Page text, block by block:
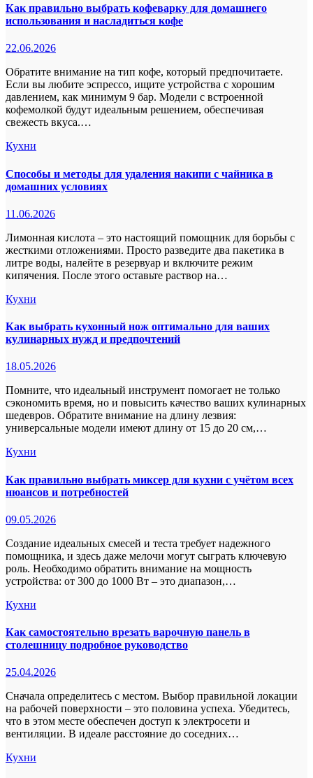
Как правильно выбрать кофеварку для домашнего
использования и насладиться кофе
22.06.2026
Обратите внимание на тип кофе, который предпочитаете.
Если вы любите эспрессо, ищите устройства с хорошим
давлением, как минимум 9 бар. Модели с встроенной
кофемолкой будут идеальным решением, обеспечивая
свежесть вкуса.…
Кухни
Способы и методы для удаления накипи с чайника в
домашних условиях
11.06.2026
Лимонная кислота – это настоящий помощник для борьбы с
жесткими отложениями. Просто разведите два пакетика в
литре воды, налейте в резервуар и включите режим
кипячения. После этого оставьте раствор на…
Кухни
Как выбрать кухонный нож оптимально для ваших
кулинарных нужд и предпочтений
18.05.2026
Помните, что идеальный инструмент помогает не только
сэкономить время, но и повысить качество ваших кулинарных
шедевров. Обратите внимание на длину лезвия:
универсальные модели имеют длину от 15 до 20 см,…
Кухни
Как правильно выбрать миксер для кухни с учётом всех
нюансов и потребностей
09.05.2026
Создание идеальных смесей и теста требует надежного
помощника, и здесь даже мелочи могут сыграть ключевую
роль. Необходимо обратить внимание на мощность
устройства: от 300 до 1000 Вт – это диапазон,…
Кухни
Как самостоятельно врезать варочную панель в
столешницу подробное руководство
25.04.2026
Сначала определитесь с местом. Выбор правильной локации
на рабочей поверхности – это половина успеха. Убедитесь,
что в этом месте обеспечен доступ к электросети и
вентиляции. В идеале расстояние до соседних…
Кухни